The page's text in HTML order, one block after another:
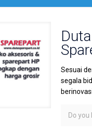
Sesuai
segala
Do you